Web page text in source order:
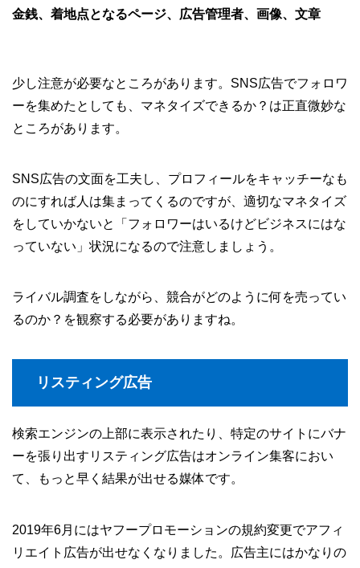
金銭、着地点となるページ、広告管理者、画像、文章
少し注意が必要なところがあります。SNS広告でフォロワ
ーを集めたとしても、マネタイズできるか？は正直微妙な
ところがあります。
SNS広告の文面を工夫し、プロフィールをキャッチーなも
のにすれば人は集まってくるのですが、適切なマネタイズ
をしていかないと「フォロワーはいるけどビジネスにはな
っていない」状況になるので注意しましょう。
ライバル調査をしながら、競合がどのように何を売ってい
るのか？を観察する必要がありますね。
リスティング広告
検索エンジンの上部に表示されたり、特定のサイトにバナ
ーを張り出すリスティング広告はオンライン集客におい
て、もっと早く結果が出せる媒体です。
2019年6月にはヤフープロモーションの規約変更でアフィ
リエイト広告が出せなくなりました。広告主にはかなりの